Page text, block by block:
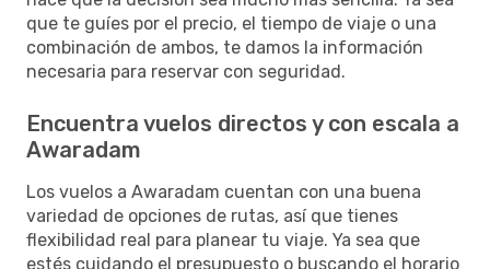
que te guíes por el precio, el tiempo de viaje o una
combinación de ambos, te damos la información
necesaria para reservar con seguridad.
Encuentra vuelos directos y con escala a
Awaradam
Los vuelos a Awaradam cuentan con una buena
variedad de opciones de rutas, así que tienes
flexibilidad real para planear tu viaje. Ya sea que
estés cuidando el presupuesto o buscando el horario